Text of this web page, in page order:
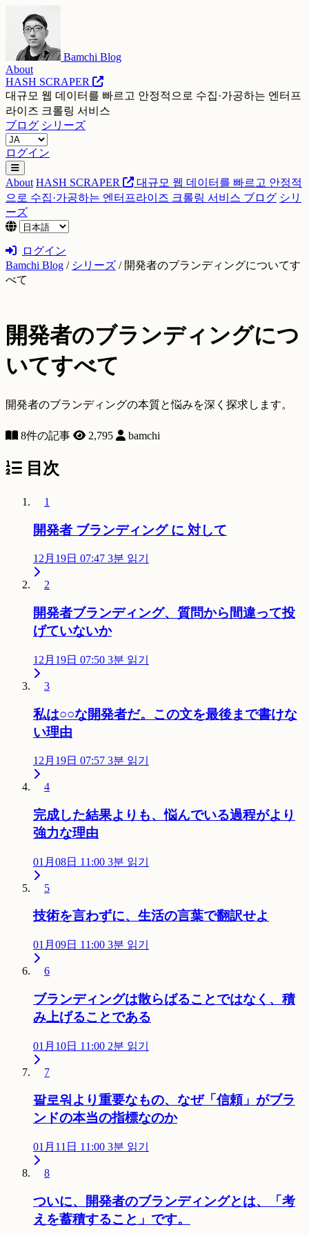
Bamchi Blog
About
HASH SCRAPER
대규모 웹 데이터를 빠르고 안정적으로 수집·가공하는 엔터프
라이즈 크롤링 서비스
ブログ シリーズ
ログイン
About HASH SCRAPER
대규모 웹 데이터를 빠르고 안정적
으로 수집·가공하는 엔터프라이즈 크롤링 서비스 ブログ シリ
ーズ
ログイン
Bamchi Blog / シリーズ / 開発者のブランディングについてす
べて
開発者のブランディングにつ
いてすべて
開発者のブランディングの本質と悩みを深く探求します。
8件の記事 2,795 bamchi
目次
1
開発者 ブランディング に 対して
12月19日 07:47 3분 읽기
2
開発者ブランディング、質問から間違って投
げていないか
12月19日 07:50 3분 읽기
3
私は○○な開発者だ。この文を最後まで書けな
い理由
12月19日 07:57 3분 읽기
4
完成した結果よりも、悩んでいる過程がより
強力な理由
01月08日 11:00 3분 읽기
5
技術を言わずに、生活の言葉で翻訳せよ
01月09日 11:00 3분 읽기
6
ブランディングは散らばることではなく、積
み上げることである
01月10日 11:00 2분 읽기
7
팔로워より重要なもの、なぜ「信頼」がブラ
ンドの本当の指標なのか
01月11日 11:00 3분 읽기
8
ついに、開発者のブランディングとは、「考
えを蓄積すること」です。